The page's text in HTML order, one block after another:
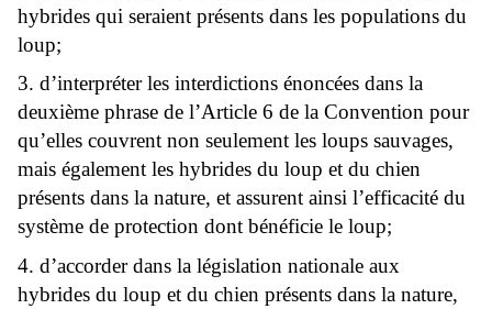
hybrides qui seraient présents dans les populations du
loup;
3. d’interpréter les interdictions énoncées dans la
deuxième phrase de l’Article 6 de la Convention pour
qu’elles couvrent non seulement les loups sauvages,
mais également les hybrides du loup et du chien
présents dans la nature, et assurent ainsi l’efficacité du
système de protection dont bénéficie le loup;
4. d’accorder dans la législation nationale aux
hybrides du loup et du chien présents dans la nature,